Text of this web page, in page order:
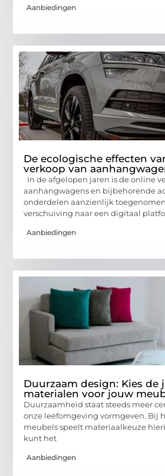
Aanbiedingen
De ecologische effecten
verkoop van
In de afgelopen jaren is de online
aanhangwagens en bijbehorende
onderdelen aanzienlijk
verschuiving naar een digitaal
Aanbiedingen
Duurzaam design: Kies de
materialen voor jouw
Duurzaamheid staat steeds meer
onze leefomgeving vormgeven. Bij
meubels speelt materiaalkeuze
kunt het
Aanbiedingen